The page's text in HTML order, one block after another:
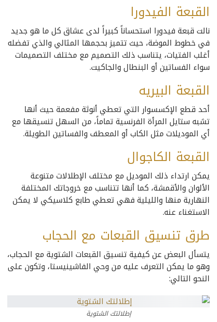
القبعة الفيدورا
نالت قبعة فيدورا استحساناً كبيراً لدى عشاق كل ما هو جديد
في خطوط الموضة، حيث تتميز بحجمها المثالي والذي تفضله
أغلب الفتيات، يتناسب ذلك التصميم مع مختلف التصميمات
سواء الفساتين أو البنطال والجاكيت.
القبعة البيريه
أحد قطع الإكسسوار التي تعطي أنوثة مفعمة حيث أنها
تشبه ستايل المرأة الفرنسية تماماً، من السهل تنسيقها مع
أي الموديلات مثل الكاب أو المعطف والفساتين الطويلة.
القبعة الكاجوال
يمكن ارتداء ذلك الموديل مع مختلف الإطلالات متنوعة
الألوان والأقمشة، كما أنها تتناسب مع خروجاتك المختلفة
النهارية منها والليلية فهي تعطي طابع كلاسيكي لا يمكن
الاستغناء عنه.
طرق تنسيق القبعات مع الحجاب
يتسأل البعض عن كيفية تنسيق القبعات الشتوية مع الحجاب،
وهو ما يمكن التعرف عليه من وحي الفاشينيستا، وتكون على
النحو التالي:
إطلالتك الشتوية